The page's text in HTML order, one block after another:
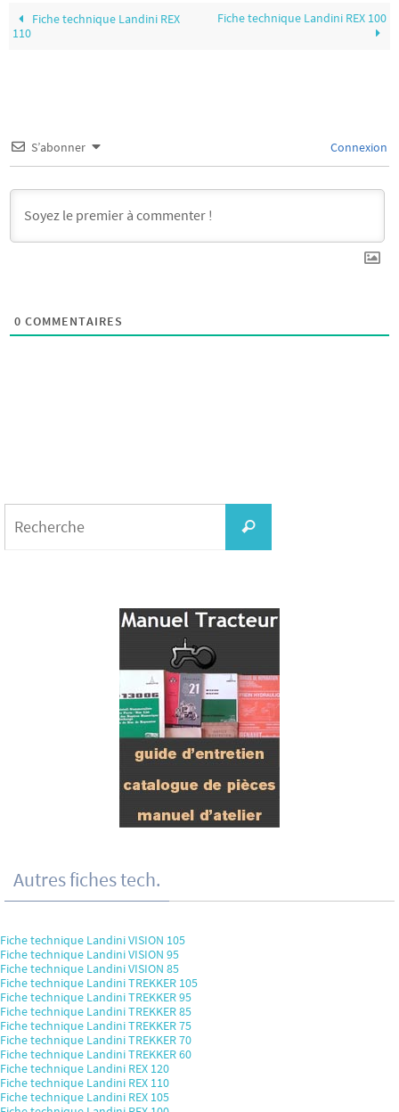
Fiche technique Landini REX
110
Fiche technique Landini REX 100
S’abonner Connexion
0 COMMENTAIRES
Recherche
Autres fiches tech.
Fiche technique Landini VISION 105
Fiche technique Landini VISION 95
Fiche technique Landini VISION 85
Fiche technique Landini TREKKER 105
Fiche technique Landini TREKKER 95
Fiche technique Landini TREKKER 85
Fiche technique Landini TREKKER 75
Fiche technique Landini TREKKER 70
Fiche technique Landini TREKKER 60
Fiche technique Landini REX 120
Fiche technique Landini REX 110
Fiche technique Landini REX 105